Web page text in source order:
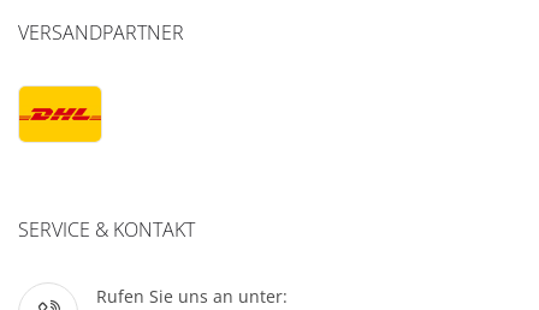
VERSANDPARTNER
SERVICE & KONTAKT
Rufen Sie uns an unter: